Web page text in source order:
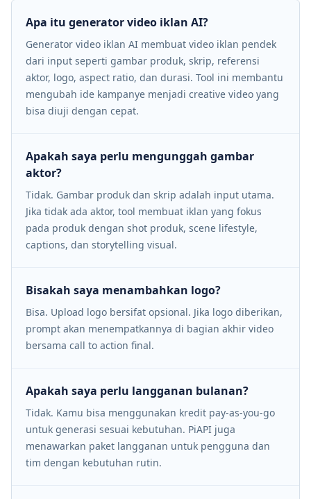
Apa itu generator video iklan AI?
Generator video iklan AI membuat video iklan pendek
dari input seperti gambar produk, skrip, referensi
aktor, logo, aspect ratio, dan durasi. Tool ini membantu
mengubah ide kampanye menjadi creative video yang
bisa diuji dengan cepat.
Apakah saya perlu mengunggah gambar
aktor?
Tidak. Gambar produk dan skrip adalah input utama.
Jika tidak ada aktor, tool membuat iklan yang fokus
pada produk dengan shot produk, scene lifestyle,
captions, dan storytelling visual.
Bisakah saya menambahkan logo?
Bisa. Upload logo bersifat opsional. Jika logo diberikan,
prompt akan menempatkannya di bagian akhir video
bersama call to action final.
Apakah saya perlu langganan bulanan?
Tidak. Kamu bisa menggunakan kredit pay-as-you-go
untuk generasi sesuai kebutuhan. PiAPI juga
menawarkan paket langganan untuk pengguna dan
tim dengan kebutuhan rutin.